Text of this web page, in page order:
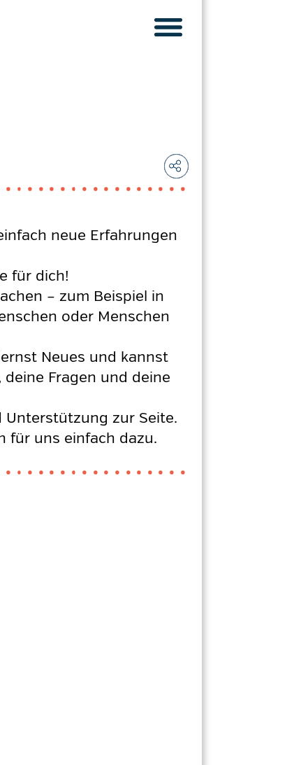
neue Erfahrungen
für dich!
– zum Beispiel in
oder Menschen
Neues und kannst
Fragen und deine
zur Seite.
für uns einfach dazu.